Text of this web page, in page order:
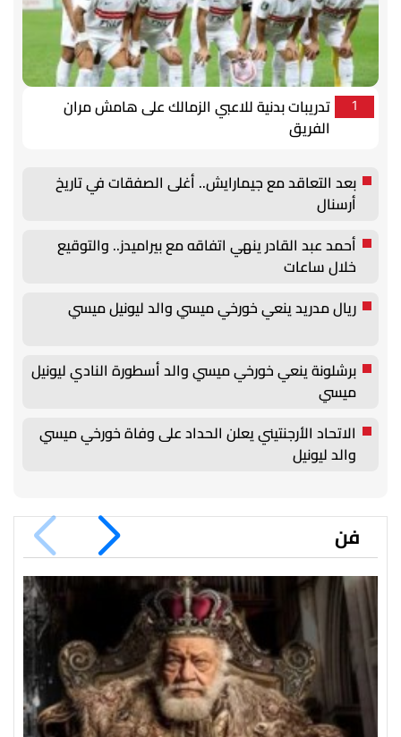
1
تدريبات بدنية للاعبي الزمالك على هامش مران
الفريق
بعد التعاقد مع جيمارايش.. أغلى الصفقات في تاريخ
أرسنال
أحمد عبد القادر ينهي اتفاقه مع بيراميدز.. والتوقيع
خلال ساعات
ريال مدريد ينعي خورخي ميسي والد ليونيل ميسي
برشلونة ينعي خورخي ميسي والد أسطورة النادي ليونيل
ميسي
الاتحاد الأرجنتيني يعلن الحداد على وفاة خورخي ميسي
والد ليونيل
فن